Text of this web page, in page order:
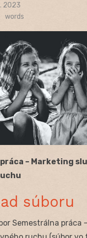
2023
words
– Marketing
súboru
Semestrálna práca